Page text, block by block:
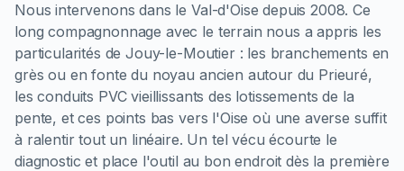
Nous intervenons dans le Val-d'Oise depuis 2008. Ce
long compagnonnage avec le terrain nous a appris les
particularités de Jouy-le-Moutier : les branchements en
grès ou en fonte du noyau ancien autour du Prieuré,
les conduits PVC vieillissants des lotissements de la
pente, et ces points bas vers l'Oise où une averse suffit
à ralentir tout un linéaire. Un tel vécu écourte le
diagnostic et place l'outil au bon endroit dès la première